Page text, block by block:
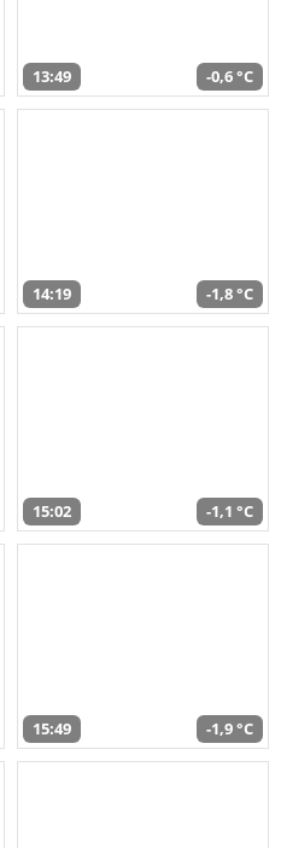
13:49 -0,6 °C
14:19 -1,8 °C
15:02 -1,1 °C
15:49 -1,9 °C